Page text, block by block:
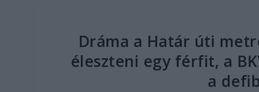
Dráma a Határ úti
éleszteni egy férfit, a
a